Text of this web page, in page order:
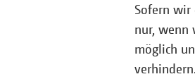
Sofern
nur, wenn
möglich
verhindern.